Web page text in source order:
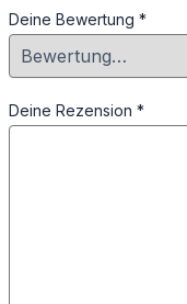
Deine Bewertung *
Deine Rezension *